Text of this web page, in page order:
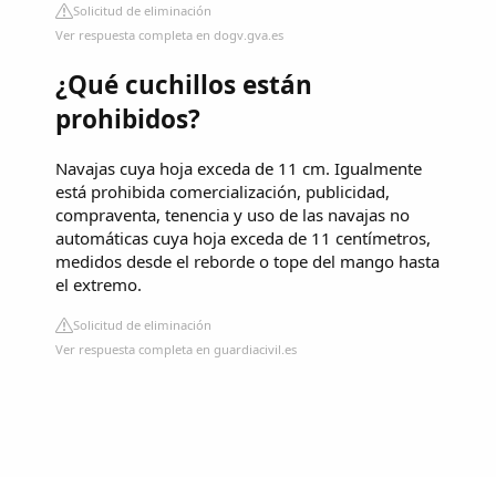
Solicitud de eliminación
Ver respuesta completa en dogv.gva.es
¿Qué cuchillos están
prohibidos?
Navajas cuya hoja exceda de 11 cm. Igualmente
está prohibida comercialización, publicidad,
compraventa, tenencia y uso de las navajas no
automáticas cuya hoja exceda de 11 centímetros,
medidos desde el reborde o tope del mango hasta
el extremo.
Solicitud de eliminación
Ver respuesta completa en guardiacivil.es